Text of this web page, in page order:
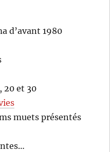
d’avant 1980
20 et 30
muets présentés